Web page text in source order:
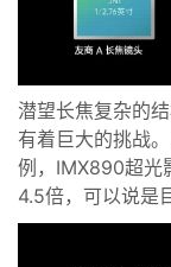
潜望长焦复杂的
有着 巨大的挑战。
例 ， IMX890超光
4.5倍， 可以说是